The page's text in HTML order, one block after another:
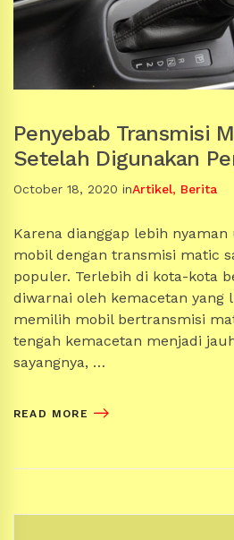
Penyebab Transmisi
Setelah Digunakan
October 18, 2020 inArtikel, Berita
Karena dianggap lebih
mobil dengan transmisi matic
populer. Terlebih di kota-kota
diwarnai oleh kemacetan yang
memilih mobil bertransmisi
tengah kemacetan menjadi
sayangnya, …
READ MORE